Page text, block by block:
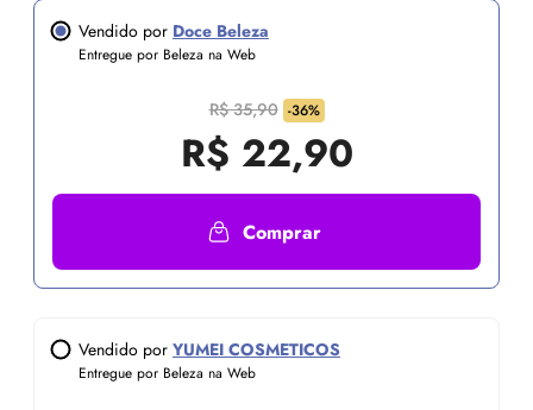
Vendido por Doce Beleza
Entregue por Beleza na Web
R$ 35,90 -36%
R$ 22,90
Comprar
Vendido por YUMEI COSMETICOS
Entregue por Beleza na Web